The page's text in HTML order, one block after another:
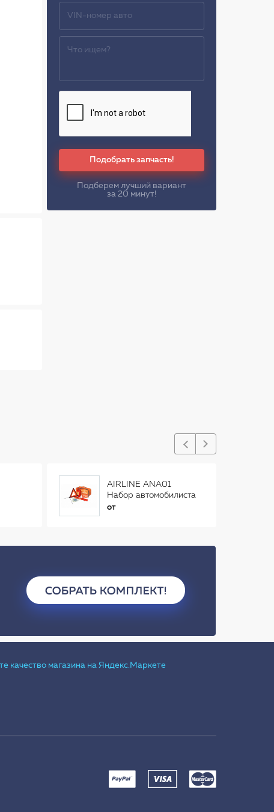
Подобрать запчасть!
Подберем лучший вариант
за 20 минут!
AIRLINE ANA01
Набор автомобилиста
"Техосмотр" ANA-01
от